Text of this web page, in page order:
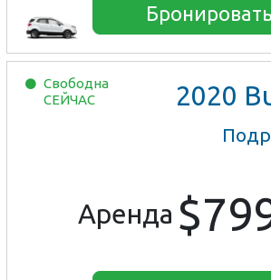
Свободна
СЕЙЧАС
2020 Buick
Аренда